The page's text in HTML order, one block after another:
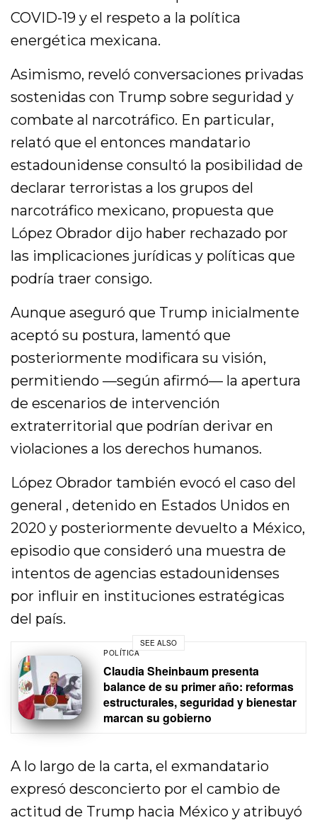
COVID-19 y el respeto a la política
energética mexicana.
Asimismo, reveló conversaciones privadas
sostenidas con Trump sobre seguridad y
combate al narcotráfico. En particular,
relató que el entonces mandatario
estadounidense consultó la posibilidad de
declarar terroristas a los grupos del
narcotráfico mexicano, propuesta que
López Obrador dijo haber rechazado por
las implicaciones jurídicas y políticas que
podría traer consigo.
Aunque aseguró que Trump inicialmente
aceptó su postura, lamentó que
posteriormente modificara su visión,
permitiendo —según afirmó— la apertura
de escenarios de intervención
extraterritorial que podrían derivar en
violaciones a los derechos humanos.
López Obrador también evocó el caso del
general , detenido en Estados Unidos en
2020 y posteriormente devuelto a México,
episodio que consideró una muestra de
intentos de agencias estadounidenses
por influir en instituciones estratégicas
del país.
SEE ALSO
POLÍTICA
Claudia Sheinbaum presenta
balance de su primer año: reformas
estructurales, seguridad y bienestar
marcan su gobierno
A lo largo de la carta, el exmandatario
expresó desconcierto por el cambio de
actitud de Trump hacia México y atribuyó